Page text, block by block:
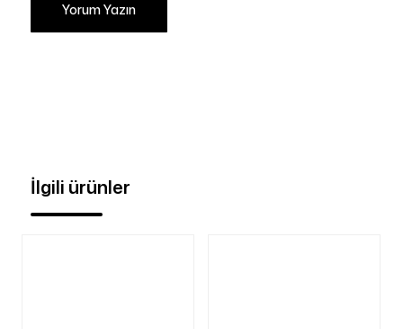
Yorum Yazın
İlgili ürünler